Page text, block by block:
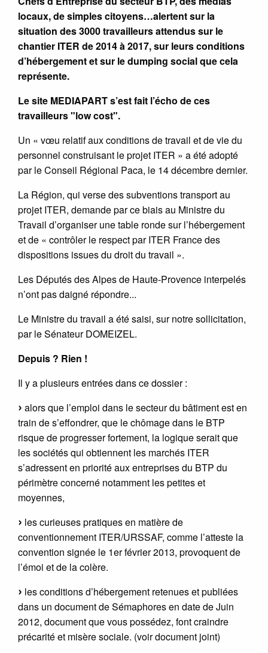
locaux, de simples citoyens…alertent sur la
situation des 3000 travailleurs attendus sur le
chantier ITER de 2014 à 2017, sur leurs conditions
d’hébergement et sur le dumping social que cela
représente.
Le site MEDIAPART s’est fait l’écho de ces
travailleurs "low cost".
Un « vœu relatif aux conditions de travail et de vie du
personnel construisant le projet ITER » a été adopté
par le Conseil Régional Paca, le 14 décembre dernier.
La Région, qui verse des subventions transport au
projet ITER, demande par ce biais au Ministre du
Travail d’organiser une table ronde sur l’hébergement
et de « contrôler le respect par ITER France des
dispositions issues du droit du travail ».
Les Députés des Alpes de Haute-Provence interpelés
n’ont pas daigné répondre...
Le Ministre du travail a été saisi, sur notre sollicitation,
par le Sénateur DOMEIZEL.
Depuis ? Rien !
Il y a plusieurs entrées dans ce dossier :
alors que l’emploi dans le secteur du bâtiment est en
train de s’effondrer, que le chômage dans le BTP
risque de progresser fortement, la logique serait que
les sociétés qui obtiennent les marchés ITER
s’adressent en priorité aux entreprises du BTP du
périmètre concerné notamment les petites et
moyennes,
les curieuses pratiques en matière de
conventionnement ITER/URSSAF, comme l’atteste la
convention signée le 1er février 2013, provoquent de
l’émoi et de la colère.
les conditions d’hébergement retenues et publiées
dans un document de Sémaphores en date de Juin
2012, document que vous possédez, font craindre
précarité et misère sociale. (voir document joint)